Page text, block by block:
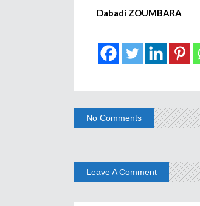
Dabadi ZOUMBARA
No Comments
Leave A Comment